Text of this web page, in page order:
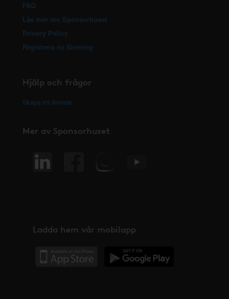
FAQ
Läs mer om Sponsorhuset
Privacy Policy
Registrera ny förening
Hjälp och frågor
Skapa ett ärende
Mer av Sponsorhuset
Ladda hem vår mobilapp